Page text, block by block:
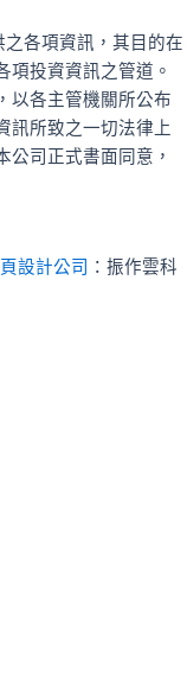
之各項資訊，其目的在
項投資資訊之管道。
以各主管機關所公布
訊所致之一切法律上
公司正式書面同意，
設計公司 ：振作雲科